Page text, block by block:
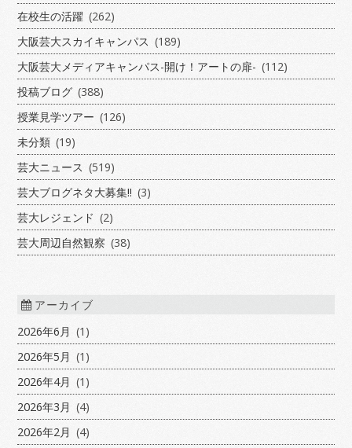
在校生の活躍 (262)
大阪芸大スカイキャンパス (189)
大阪芸大メディアキャンパス-開け！アートの扉- (112)
投稿ブログ (388)
授業見学ツアー (126)
未分類 (19)
芸大ニュース (519)
芸大ブログネタ大募集!! (3)
芸大レジェンド (2)
芸大周辺自然観察 (38)
アーカイブ
2026年6月 (1)
2026年5月 (1)
2026年4月 (1)
2026年3月 (4)
2026年2月 (4)